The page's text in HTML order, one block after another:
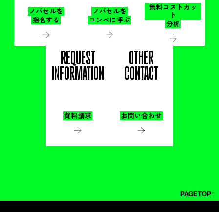
ノバセルを
指名する
ノバセルを
コンペに呼ぶ
無料コストカッ
ト
分析
REQUEST
INFORMATION
資料請求
OTHER
CONTACT
お問い合わせ
PAGE TOP↑